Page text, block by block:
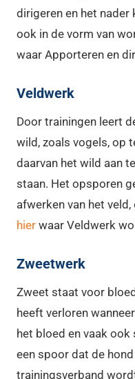
dirigeren en het
ook in de vorm van
waar Apporteren en
Veldwerk
Door trainingen leert
wild, zoals vogels, op
daarvan het wild aan
staan. Het opsporen
afwerken van het
hier waar Veldwerk
Zweetwerk
Zweet staat voor
heeft verloren
het bloed en vaak
een spoor dat de
trainingsverband